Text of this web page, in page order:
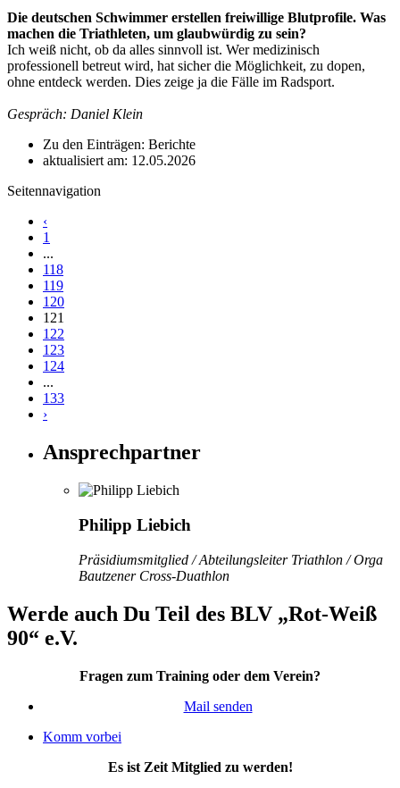
Die deutschen Schwimmer erstellen freiwillige Blutprofile. Was
machen die Triathleten, um glaubwürdig zu sein?
Ich weiß nicht, ob da alles sinnvoll ist. Wer medizinisch
professionell betreut wird, hat sicher die Möglichkeit, zu dopen,
ohne entdeck werden. Dies zeige ja die Fälle im Radsport.
Gespräch: Daniel Klein
Zu den Einträgen: Berichte
aktualisiert am: 12.05.2026
Seitennavigation
‹
1
...
118
119
120
121
122
123
124
...
133
›
Ansprechpartner
Philipp Liebich
Präsidiumsmitglied / Abteilungsleiter Triathlon / Orga
Bautzener Cross-Duathlon
Werde auch Du Teil des BLV „Rot-Weiß
90“ e.V.
Fragen zum Training oder dem Verein?
Mail senden
Komm vorbei
Es ist Zeit Mitglied zu werden!